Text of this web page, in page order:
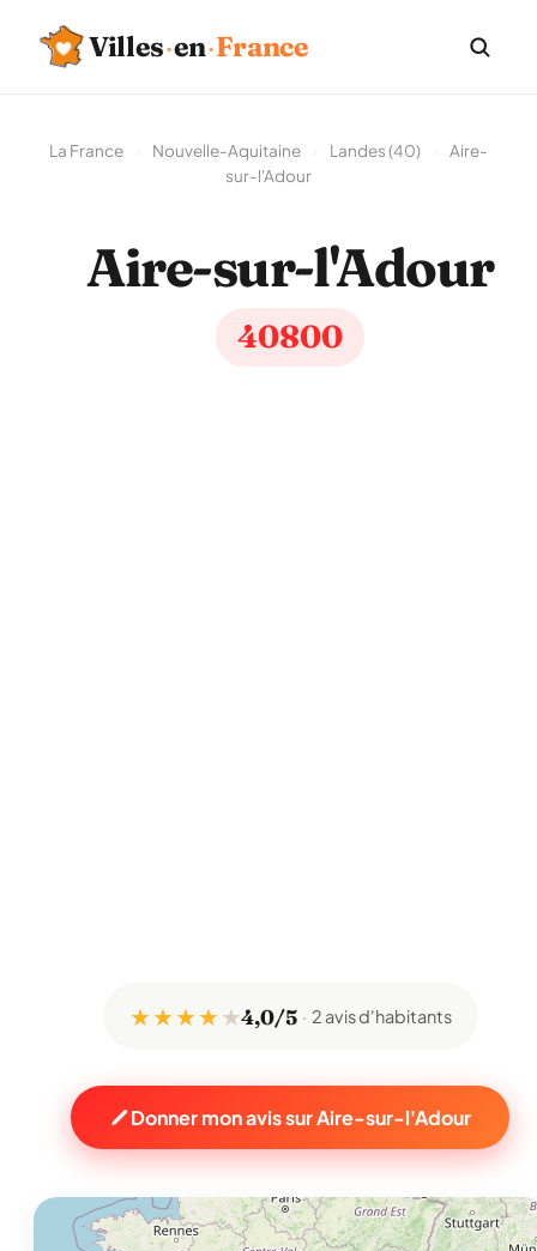
Villes·en·France
La France Nouvelle-Aquitaine Landes (40)
Aire-
sur-l'Adour
Aire-sur-l'Adour
40800
★ ★ ★ ★★4,0/5 2 avis d'habitants
Donner mon avis sur Aire-sur-l'Adour